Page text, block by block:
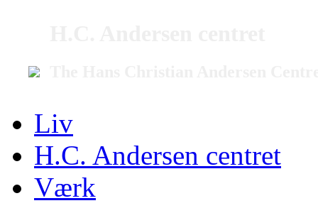
Liv
H.C. Andersen centret
Værk